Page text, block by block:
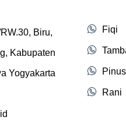
Biru,
Kabupaten
Yogyakarta
Fiqi
Pinus
Rani